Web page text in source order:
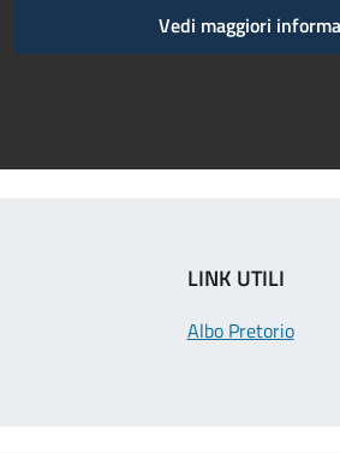
Vedi maggiori
LINK UTILI
Albo Pretorio